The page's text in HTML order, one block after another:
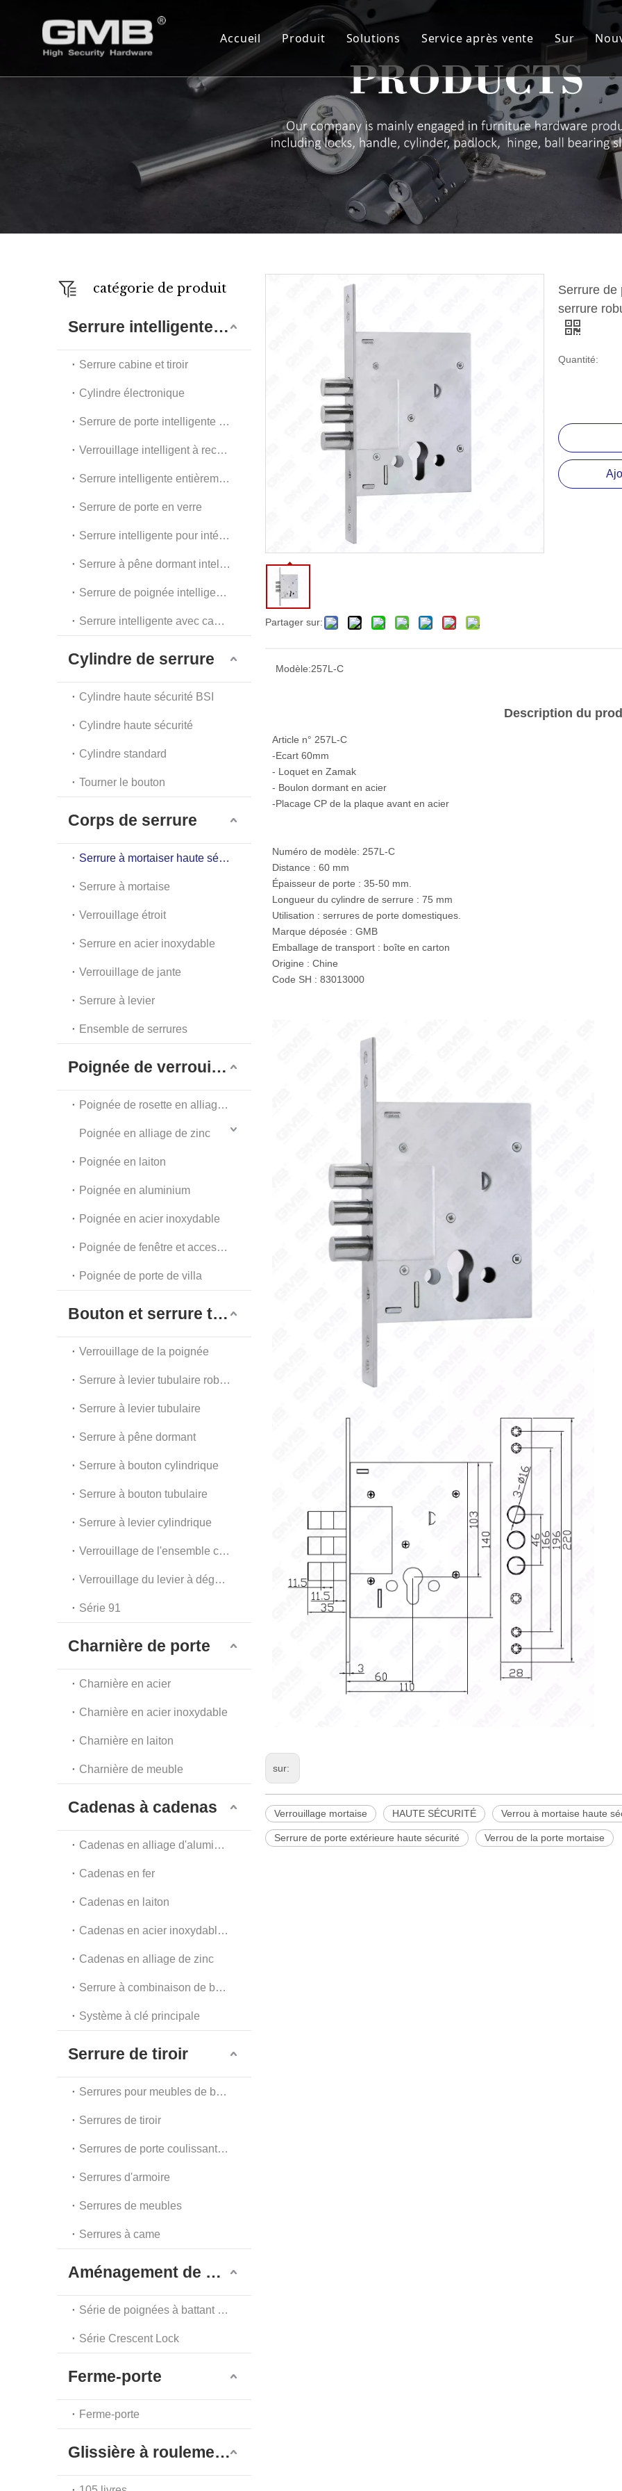
Accueil Produit
Corps de serrure
Serrure Poignée Série
Charnière
Cadenas à cadenas
Serrure de tiroir
Ferme-porte
Glissière à roulement à billes
Solutions
Solution personnalisée
Matériel d'artisanat
Service après vente
Service
AQ et CQ
Audit des fournisseurs & NDA
ROHS
Sur
Notre
catégorie de produit
Serrure intelligente numérique
Serrure cabine et tiroir
Cylindre électronique
Serrure de porte intelligente extérieure
Verrouillage intelligent à reconnaissance faciale
Serrure intelligente entièrement automatique
Serrure de porte en verre
Serrure intelligente pour intérieur et appartement
Serrure à pêne dormant intelligente
Serrure de poignée intelligente
Serrure intelligente avec caméra
Cylindre de serrure
Cylindre haute sécurité BSI
Cylindre haute sécurité
Cylindre standard
Tourner le bouton
Corps de serrure
Serrure à mortaiser haute sécurité
Serrure à mortaise
Verrouillage étroit
Serrure en acier inoxydable
Verrouillage de jante
Serrure à levier
Ensemble de serrures
Poignée de verrouillage
Poignée de rosette en alliage de zinc
Poignée en alliage de zinc
Poignée en laiton
Poignée en aluminium
Poignée en acier inoxydable
Poignée de fenêtre et accessoires
Poignée de porte de villa
Bouton et serrure tubulaire
Verrouillage de la poignée
Serrure à levier tubulaire robuste
Serrure à levier tubulaire
Serrure à pêne dormant
Serrure à bouton cylindrique
Serrure à bouton tubulaire
Serrure à levier cylindrique
Verrouillage de l'ensemble combiné
Verrouillage du levier à dégagement automatique
Série 91
Charnière de porte
Charnière en acier
Charnière en acier inoxydable
Charnière en laiton
Charnière de meuble
Cadenas à cadenas
Cadenas en alliage d'aluminium
Cadenas en fer
Cadenas en laiton
Cadenas en acier inoxydable et en acier
Cadenas en alliage de zinc
Serrure à combinaison de bagages et serrure à chaîne
Système à clé principale
Serrure de tiroir
Serrures pour meubles de bureau
Serrures de tiroir
Serrures de porte coulissante en verre
Serrures d'armoire
Serrures de meubles
Serrures à came
Aménagement de meubles
Série de poignées à battant à point unique
Série Crescent Lock
Ferme-porte
Ferme-porte
Glissière à roulement à billes
Partager sur:
Serrure de
serrure
Quantité:
Modèle:257L-C
Description du
Article n° 257L-C
-Ecart 60mm
- Loquet en Zamak
- Boulon dormant en acier
-Placage CP de la plaque avant en acier
Numéro de modèle: 257L-C
Distance : 60 mm
Épaisseur de porte : 35-50 mm.
Longueur du cylindre de serrure : 75 mm
Utilisation : serrures de porte domestiques.
Marque déposée : GMB
Emballage de transport : boîte en carton
Origine : Chine
Code SH : 83013000
sur:
Verrouillage mortaise HAUTE SÉCURITÉ Verrou à mortaise haute
Serrure de porte extérieure haute sécurité Verrou de la porte mortaise